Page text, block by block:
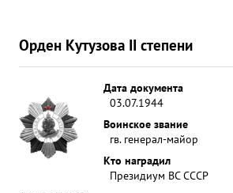
Орден Кутузова II степени
Дата документа
03.07.1944
Воинское звание
гв. генерал-майор
Кто наградил
Президиум ВС СССР